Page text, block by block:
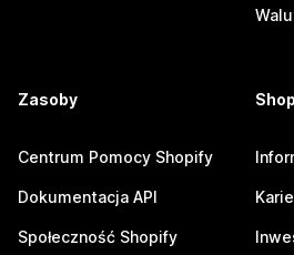
Zasoby
Centrum Pomocy Shopify
Dokumentacja API
Społeczność Shopify